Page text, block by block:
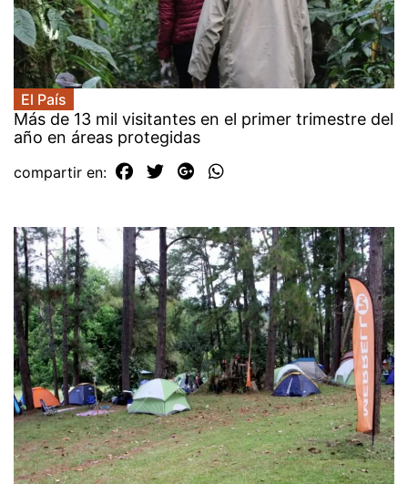
El País
Más de 13 mil visitantes en el primer trimestre del
año en áreas protegidas
compartir en: